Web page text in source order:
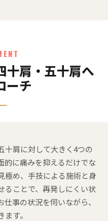
十肩・五十肩へ
ーチ
十肩に対して大きく4つの
的に痛みを抑えるだけでな
極め、手技による施術と身
ることで、再発しにくい状
事の状況を伺いながら、
す。